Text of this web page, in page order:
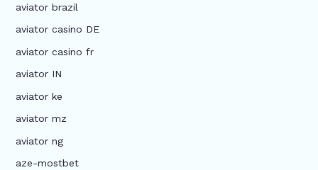
aviator brazil
aviator casino DE
aviator casino fr
aviator IN
aviator ke
aviator mz
aviator ng
aze-mostbet